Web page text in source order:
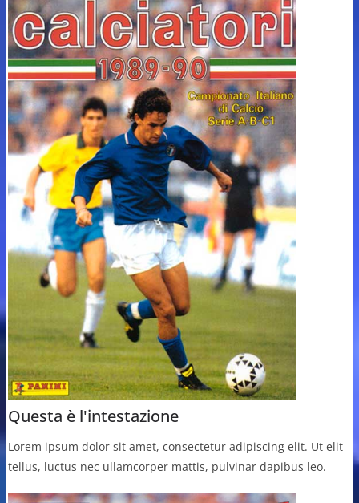
Questa è l'intestazione
Lorem ipsum dolor sit amet, consectetur adipiscing elit. Ut elit
tellus, luctus nec ullamcorper mattis, pulvinar dapibus leo.